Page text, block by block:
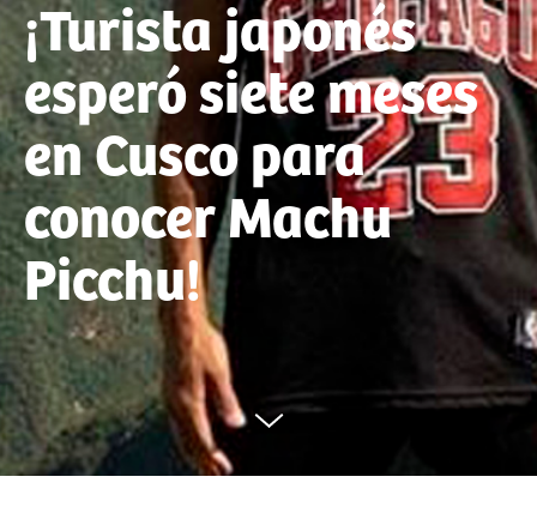
¡Turista japonés
esperó siete meses
en Cusco para
conocer Machu
Picchu!